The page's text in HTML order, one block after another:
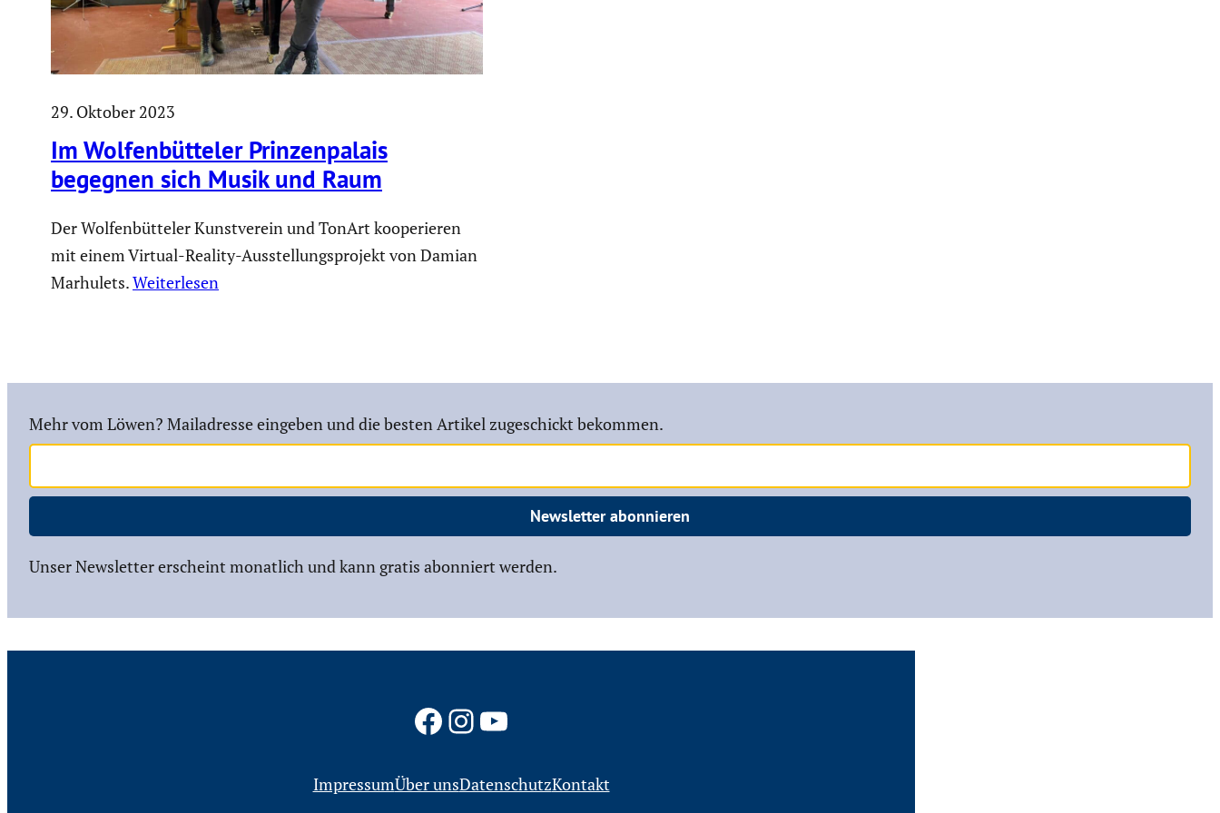
29. Oktober 2023
Im Wolfen­büt­teler Prinzen­pa­lais
begegnen sich Musik und Raum
Der Wolfenbütteler Kunstverein und TonArt kooperieren
mit einem Virtual-Reality-Ausstellungsprojekt von Damian
Marhulets.Weiterlesen
Mehr vom Löwen? Mailadresse eingeben und die besten Artikel zugeschickt bekommen.
Newsletter abonnieren
Unser Newsletter erscheint monatlich und kann gratis abonniert werden.
Facebook
Instagram
YouTube
ImpressumÜber unsDatenschutzKontakt